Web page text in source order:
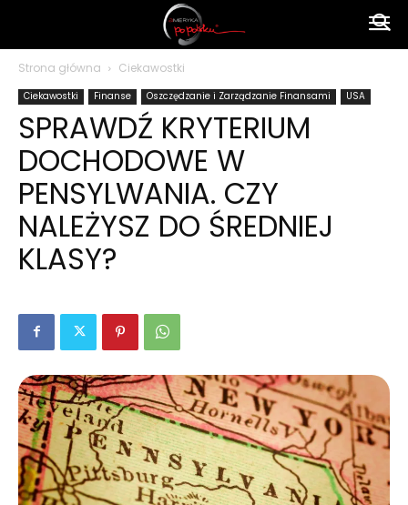
polsku
Strona główna Ciekawostki
Ciekawostki Finanse Oszczędzanie i Zarządzanie Finansami USA
SPRAWDŹ KRYTERIUM
DOCHODOWE W
PENSYLWANIA. CZY
NALEŻYSZ DO ŚREDNIEJ
KLASY?